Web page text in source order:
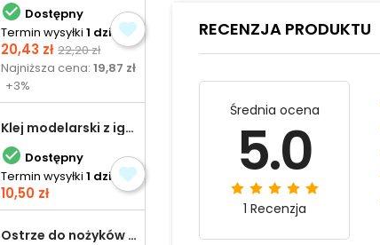
 Dostępny
Termin wysyłki 1 dzień
Cena
20,43 zł Cena
podstawowa
22,20 zł
Najniższa cena:19,87 zł
+3%
Klej modelarski z igłą 30 ml
 Dostępny
Termin wysyłki 1 dzień
Cena
10,50 zł
Ostrze do nożyków Excel
RECENZJA PRODUKTU
Średnia ocena
5.0
1 Recenzja